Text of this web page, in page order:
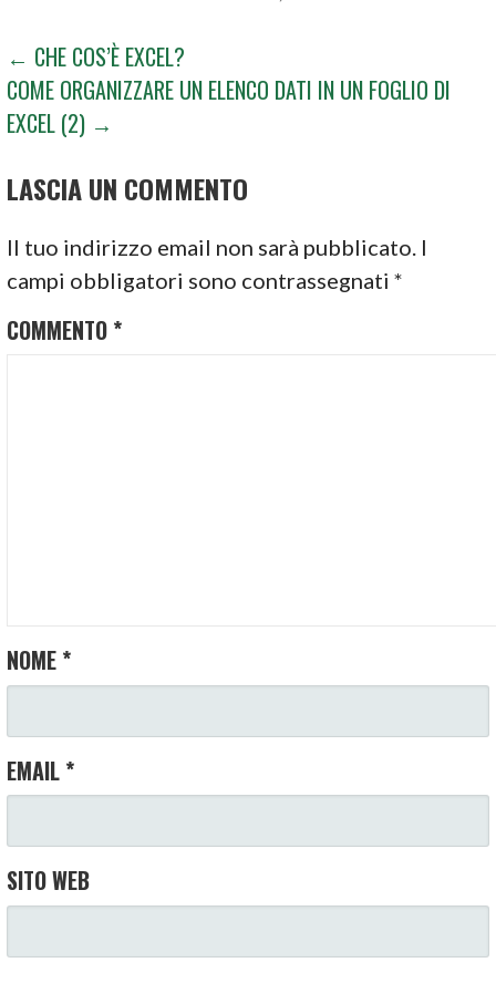
NAVIGAZIONE
ARTICOLI
← CHE COS’È EXCEL?
COME ORGANIZZARE UN ELENCO DATI IN UN FOGLIO DI
EXCEL (2) →
LASCIA UN COMMENTO
Il tuo indirizzo email non sarà pubblicato. I
campi obbligatori sono contrassegnati*
COMMENTO *
NOME *
EMAIL *
SITO WEB